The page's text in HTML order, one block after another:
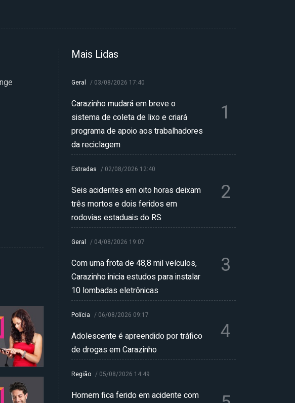
Mais Lidas
Geral / 03/08/2026 17:40
Carazinho mudará em breve o
sistema de coleta de lixo e criará
programa de apoio aos trabalhadores
da reciclagem
1
Estradas / 02/08/2026 12:40
Seis acidentes em oito horas deixam
três mortos e dois feridos em
rodovias estaduais do RS
2
Geral / 04/08/2026 19:07
Com uma frota de 48,8 mil veículos,
Carazinho inicia estudos para instalar
10 lombadas eletrônicas
3
Polícia / 06/08/2026 09:17
Adolescente é apreendido por tráfico
de drogas em Carazinho
4
Região / 05/08/2026 14:49
Homem fica ferido em acidente com